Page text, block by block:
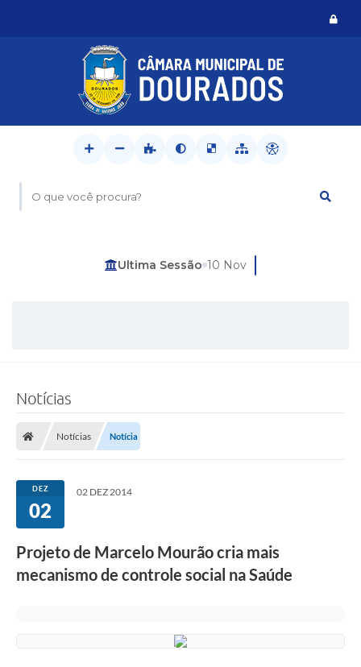
O que você procura?
Última Sessão 10 Nov
Notícias
Notícias Notícia
DEZ
02
02 DEZ 2014
Projeto de Marcelo Mourão cria mais
mecanismo de controle social na Saúde